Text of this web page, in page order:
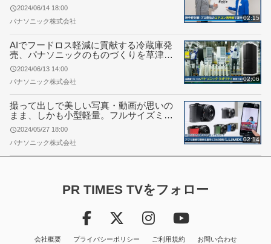
02:15
2024/06/14 18:00
パナソニック株式会社
02:06
AIでフードロス軽減に貢献する冷蔵庫発
売、パナソニックのものづくりを草津工
場から発信
2024/06/13 14:00
パナソニック株式会社
02:14
撮って出しで美しい写真・動画が思いの
まま、しかも小型軽量。フルサイズミラ
ーレス一眼「LUMIX DC-S9」発表
2024/05/27 18:00
パナソニック株式会社
PR TIMES TVをフォロー
会社概要 プライバシーポリシー ご利用規約 お問い合わせ